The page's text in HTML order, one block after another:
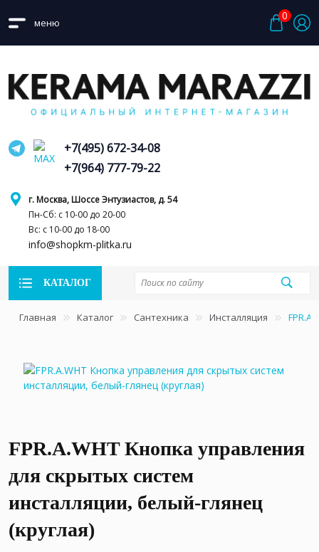
меню
0
г. Москва, Шоссе Энтузиастов, д. 54
Пн-Сб: с 10-00 до 20-00
Вс: с 10-00 до 18-00
info@shopkm-plitka.ru
+7(495) 672-34-08
+7(964) 777-79-22
КАТАЛОГ
Главная Каталог Сантехника Инсталляция
FPR.A.WHT Кнопка управления
для скрытых систем
инсталляции, белый-глянец
(круглая)